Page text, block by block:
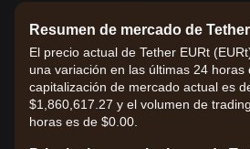
Resumen de mercado de
El precio actual de Tether EURt
una variación en las últimas 24 horas
capitalización de mercado actual es
$1,860,617.27 y el volumen de
horas es de $0.00.